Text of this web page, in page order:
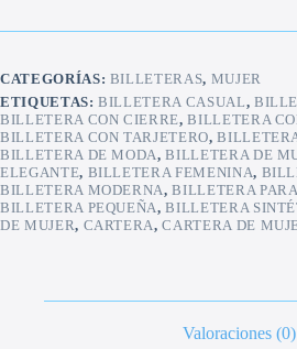
CATEGORÍAS: BILLETERAS, MUJER
ETIQUETAS:BILLETERA CASUAL,
BILLETERA CON CIERRE,BILLETERA
BILLETERA CON TARJETERO,
BILLETERA DE MODA,BILLETERA DE
ELEGANTE, BILLETERA FEMENINA,
BILLETERA MODERNA,BILLETERA
BILLETERA PEQUEÑA,BILLETERA
DE MUJER, CARTERA,CARTERA DE
Valoraciones (0)